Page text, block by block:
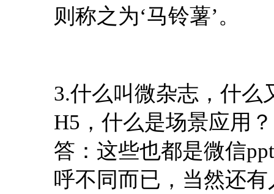
则称之为‘马铃薯’。
3.什么叫微杂志，什么
H5，什么是场景应用？
答：这些也都是微信
呼不同而已，当然还